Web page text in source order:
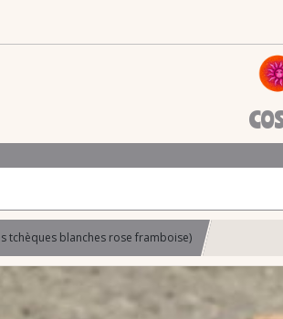
tchèques blanches rose framboise)